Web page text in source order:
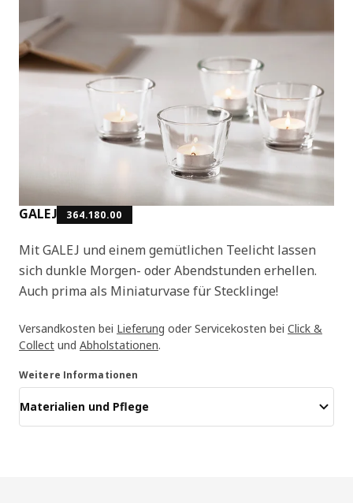
GALEJ 364.180.00
Mit GALEJ und einem gemütlichen Teelicht lassen
sich dunkle Morgen- oder Abendstunden erhellen.
Auch prima als Miniaturvase für Stecklinge!
Versandkosten bei Lieferung oder Servicekosten bei Click &
Collect und Abholstationen.
Weitere Informationen
Materialien und Pflege